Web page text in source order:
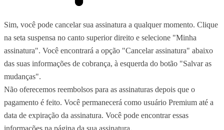
Sim, você pode cancelar sua assinatura a qualquer momento. Clique
na seta suspensa no canto superior direito e selecione "Minha
assinatura". Você encontrará a opção "Cancelar assinatura" abaixo
das suas informações de cobrança, à esquerda do botão "Salvar as
mudanças".
Não oferecemos reembolsos para as assinaturas depois que o
pagamento é feito. Você permanecerá como usuário Premium até a
data de expiração da assinatura. Você pode encontrar essas
informações na página da sua assinatura.